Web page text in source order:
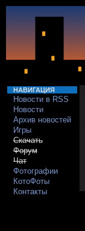
НАВИГАЦИЯ
Новости в RSS
Новости
Архив новостей
Игры
Скачать
Форум
Чат
Фотографии
КотоФоты
Контакты